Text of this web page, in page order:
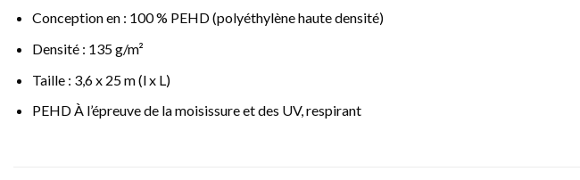
Conception en : 100 % PEHD (polyéthylène haute densité)
Densité : 135 g/m²
Taille : 3,6 x 25 m (l x L)
PEHD À l’épreuve de la moisissure et des UV, respirant